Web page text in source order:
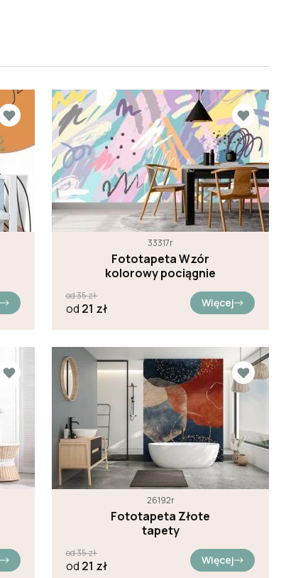
33317r
Fototapeta Wzór
kolorowy pociągnie
od35zł
od 21 zł Więcej
26192r
Fototapeta Złote
tapety
od35zł
od 21 zł Więcej